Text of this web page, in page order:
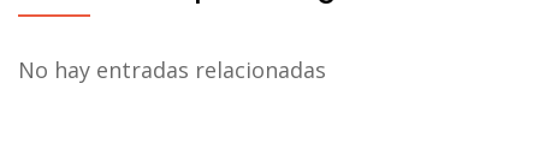
No hay entradas relacionadas